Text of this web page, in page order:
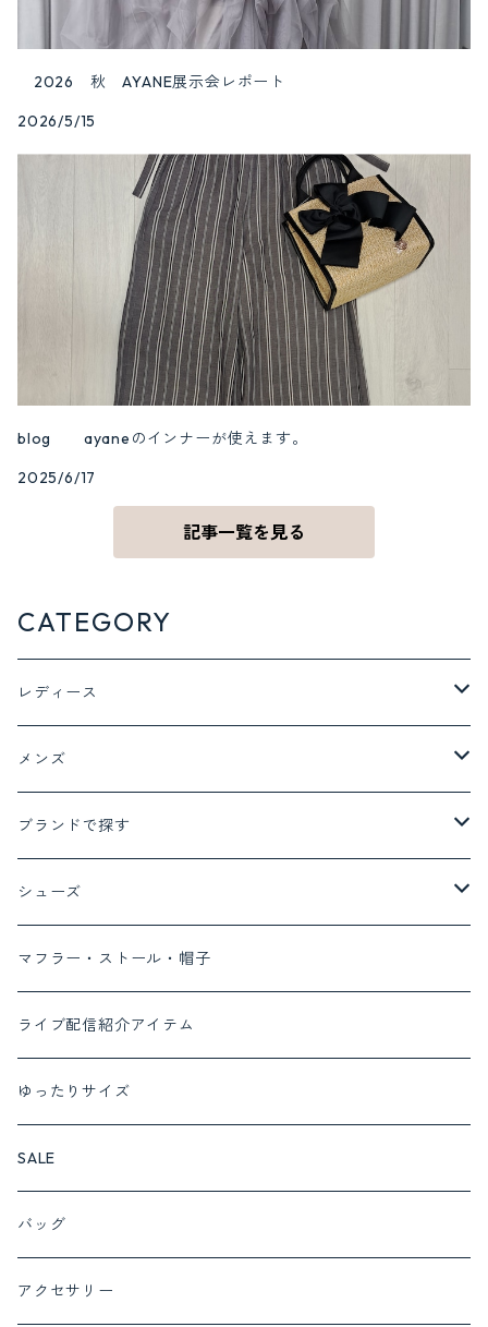
2026 秋 AYANE展示会レポート
2026/5/15
blog ayaneのインナーが使えます。
2025/6/17
記事一覧を見る
CATEGORY
レディース
ジャケット アウター
ジャケット
コート
トップス
Tシャツ
ブラウス
チュニック
ベスト
ボトム
デニム
パンツ
ワンピース
セットアップ対応商品
セットアップ
cafune set 1
cafune set 2
フォーマルにおすすめ
サロペット
インナー
メンズ
ボトム
デニム
トップス
ブランドで探す
ayane
MONILE
Lalliamu
c.c.cross
SUGARROSE
ROSIEE
QTUME
シューズ
パンプス
サンダル
ブーツ
スニーカー
マフラー・ストール・帽子
ライブ配信紹介アイテム
ゆったりサイズ
SALE
バッグ
アクセサリー